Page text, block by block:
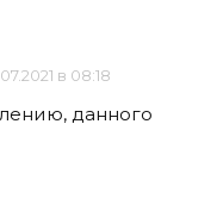
в 08:18
данного